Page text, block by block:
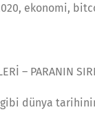
ekonomi,
– PARANIN
dünya